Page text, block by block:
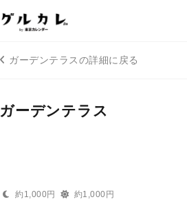
ガーデンテラスの詳細に戻る
ガーデンテラス
約1,000円
約1,000円